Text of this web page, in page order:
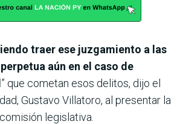
traer ese juzgamiento a las
aún en el caso de
” que cometan esos delitos, dijo el
Gustavo Villatoro, al presentar la
legislativa.